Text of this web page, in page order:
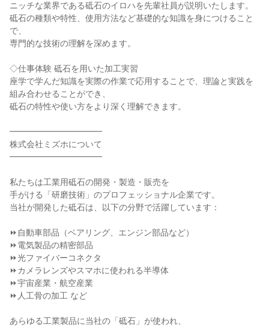
ニッチな業界である砥石のイロハを先輩社員が説明いたします。
砥石の種類や特性、使用方法など基礎的な知識を身につけること
で、
専門的な技術の理解を深めます。
◇仕事体験 砥石を用いた加工実習
座学で学んだ知識を実際の作業で応用することで、理論と実践を
組み合わせることができ、
砥石の特性や使い方をより深く理解できます。
━━━━━━━━━━━
株式会社ミズホについて
━━━━━━━━━━━
私たちは工業用砥石の開発・製造・販売を
手がける「研磨技術」のプロフェッショナル企業です。
当社が開発した砥石は、以下の分野で活躍しています：
⏩自動車部品（ベアリング、エンジン部品など）
⏩電気製品の精密部品
⏩光ファイバーコネクタ
⏩カメラレンズやスマホに使われる半導体
⏩宇宙産業・航空産業
⏩人工骨の加工 など
あらゆる工業製品に当社の「砥石」が使われ、